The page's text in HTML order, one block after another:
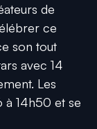
de
ce
son tout
avec 14
Les
à 14h50 et se